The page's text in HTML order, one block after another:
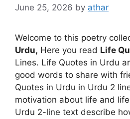
June 25, 2026 by athar
Welcome to this poetry
Urdu, Here you read Life
Lines. Life Quotes in Urdu
good words to share with
Quotes in Urdu in Urdu 2
motivation about life and
Urdu 2-line text describe